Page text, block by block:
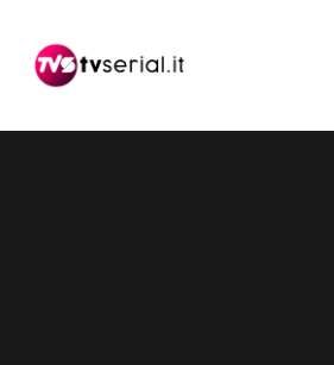
navigazione
contenuto
barra
primaria